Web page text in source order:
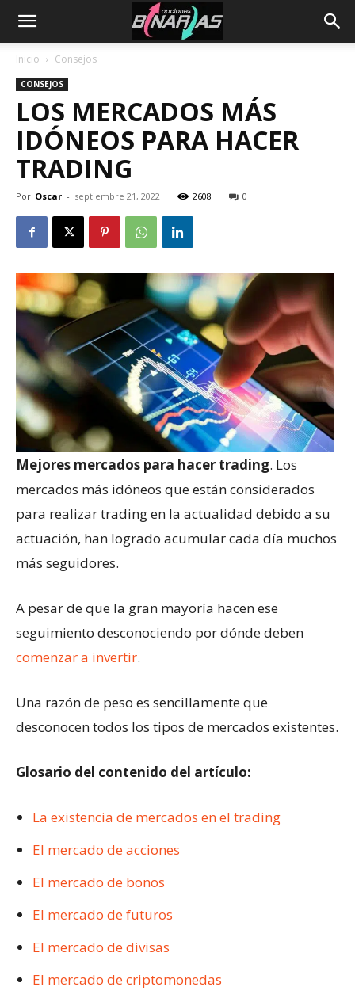
Inicio Consejos
CONSEJOS
LOS MERCADOS MÁS
IDÓNEOS PARA HACER
TRADING
Por Oscar - septiembre 21, 2022 2608 0
Mejores mercados para hacer trading. Los
mercados más idóneos que están considerados
para realizar trading en la actualidad debido a su
actuación, han logrado acumular cada día muchos
más seguidores.
A pesar de que la gran mayoría hacen ese
seguimiento desconociendo por dónde deben
comenzar a invertir.
Una razón de peso es sencillamente que
desconocen todos los tipos de mercados existentes.
Glosario del contenido del artículo:
La existencia de mercados en el trading
El mercado de acciones
El mercado de bonos
El mercado de futuros
El mercado de divisas
El mercado de criptomonedas